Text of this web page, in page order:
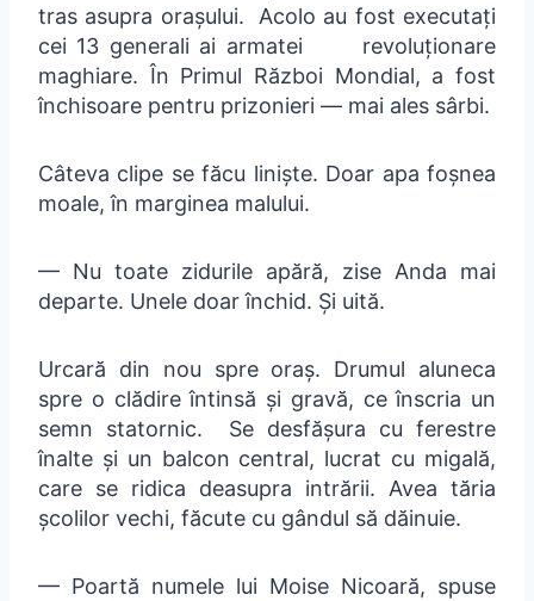
tras asupra orașului. Acolo au fost executați
cei 13 generali ai armatei revoluționare
maghiare. În Primul Război Mondial, a fost
închisoare pentru prizonieri — mai ales sârbi.
Câteva clipe se făcu liniște. Doar apa foșnea
moale, în marginea malului.
— Nu toate zidurile apără, zise Anda mai
departe. Unele doar închid. Și uită.
Urcară din nou spre oraș. Drumul aluneca
spre o clădire întinsă și gravă, ce înscria un
semn statornic. Se desfășura cu ferestre
înalte și un balcon central, lucrat cu migală,
care se ridica deasupra intrării. Avea tăria
școlilor vechi, făcute cu gândul să dăinuie.
— Poartă numele lui Moise Nicoară, spuse